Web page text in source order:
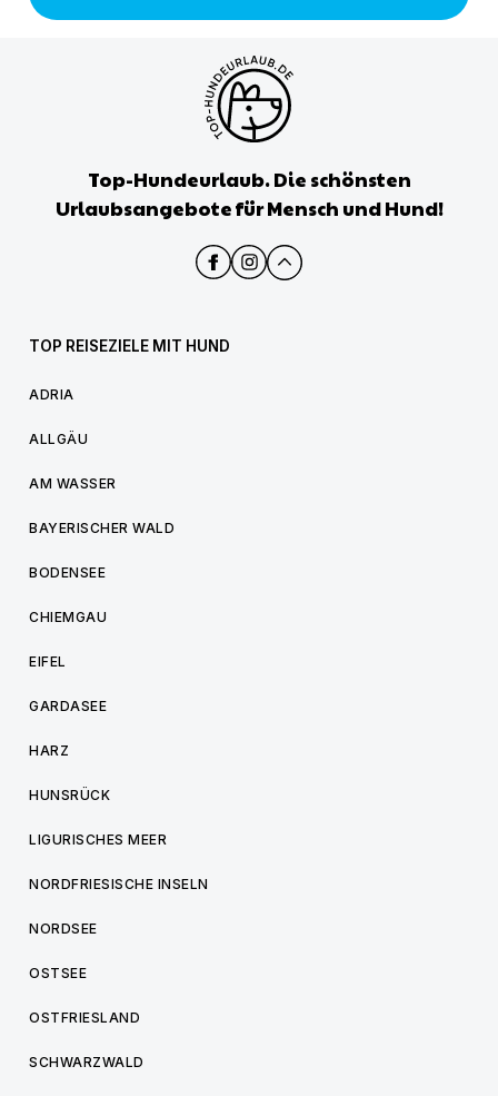
Top-Hundeurlaub. Die schönsten
Urlaubsangebote für Mensch und Hund!
TOP REISEZIELE MIT HUND
ADRIA
ALLGÄU
AM WASSER
BAYERISCHER WALD
BODENSEE
CHIEMGAU
EIFEL
GARDASEE
HARZ
HUNSRÜCK
LIGURISCHES MEER
NORDFRIESISCHE INSELN
NORDSEE
OSTSEE
OSTFRIESLAND
SCHWARZWALD